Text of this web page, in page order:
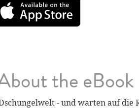
the eBook
- und warten auf die